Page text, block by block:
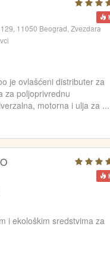
11050 Beograd, Zvezdara
je ovlašćeni distributer za
za poljoprivrednu
motorna i ulja za ...
i ekološkim sredstvima za